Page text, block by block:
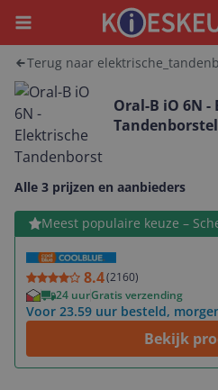
Menu
Terug naar
Oral-B iO 6N
Alle 3 prijzen en aanbieders
Meest populaire keuze –
8.4(2160)
24 uurGratis verzending
Voor 23.59 uur besteld,
Bekijk
Bekijk product